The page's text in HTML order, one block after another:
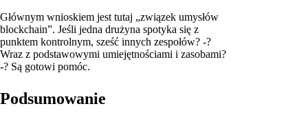
Głównym wnioskiem jest tutaj „związek umysłów
blockchain”. Jeśli jedna drużyna spotyka się z
punktem kontrolnym, sześć innych zespołów? -?
Wraz z podstawowymi umiejętnościami i zasobami?
-? Są gotowi pomóc.
Podsumowanie